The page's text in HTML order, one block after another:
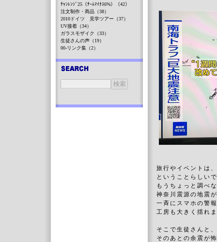
旅行やイベントは
ということらしい
もうちょっと調べ
神奈川震源の地震
一斉にスマホの警
工房も大きく揺れ
そこで生徒さんと
そのあとの余震が
ﾁｬﾝﾚﾝｼﾞ25（ﾁｰﾑﾏｲﾅｽ6%）（42）
注文制作・商品（38）
2010ドイツ 見学ツアー（37）
UV接着（34）
ガラスモザイク（33）
生徒さんの声（19）
00-リンク集（2）